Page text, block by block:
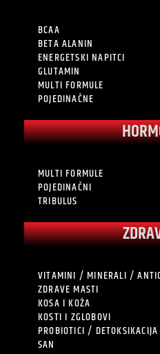
BCAA
BETA ALANIN
ENERGETSKI NAPITCI
GLUTAMIN
MULTI FORMULE
POJEDINAČNE
MULTI FORMULE
POJEDINAČNI
TRIBULUS
VITAMINI / MINERALI /
ZDRAVE MASTI
KOSA I KOŽA
KOSTI I ZGLOBOVI
PROBIOTICI / DETOKSIKACIJA
SAN